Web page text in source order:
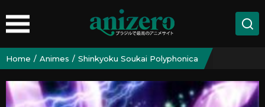
Home Animes Shinkyoku Soukai Polyphonica